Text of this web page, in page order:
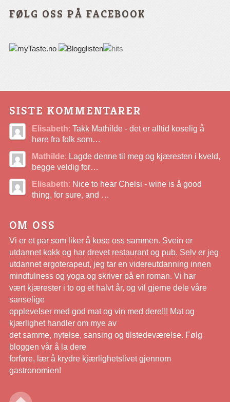
FØLG OSS PÅ FACEBOOK
SISTE KOMMENTARER
Elisabeth: Takk Mathilde - det er alltid koselig å
høre fra folk som…
Mathilde: Lagde denne til meg og kjæresten i kveld,
begge veldig for…
Elisabeth: Nice to hear Chelsi - wine is å good
thing, for sure, and …
OM OSS
Vi er et par som liker å kose oss sammen. Svein er
utdannet kokk og har drevet restaurant og pub. Selv er jeg
utdannet ergoterapeut, jeg tar en videreutdanning innen
mindfulness og yoga og skriver på en roman. Vi har
vært kjærester i to og et halvt år, og vil gjerne dele våre
sanselige
opplevelser med god mat og vin med dere!!! Mat og
kjærlighet handler om mye av
det samme, nytelse, sansing og tilstedeværelse. Følg
bloggen vår å la dere
forføre, lær å krydre kjærlighetslivet gjennom
gastronomien!